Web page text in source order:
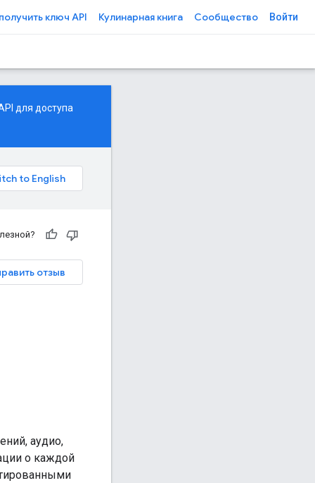
ключ API Кулинарная книга Сообщество Войти
для доступа
отзыв
аудио,
о каждой